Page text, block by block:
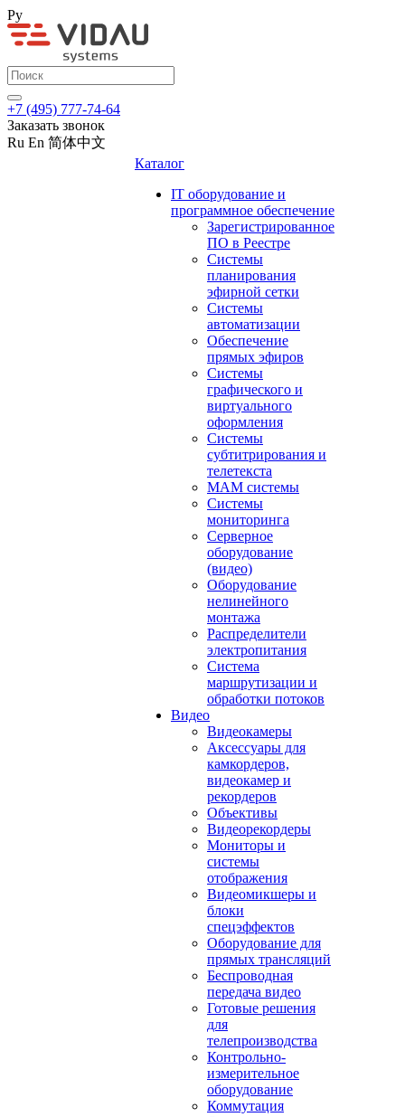
Ру
+7 (495) 777-74-64
Заказать звонок
Ru En 简体中文
Каталог
IT оборудование и
программное обеспечение
Зарегистрированное
ПО в Реестре
Системы
планирования
эфирной сетки
Системы
автоматизации
Обеспечение
прямых эфиров
Системы
графического и
виртуального
оформления
Системы
субтитрирования и
телетекста
MAM системы
Системы
мониторинга
Серверное
оборудование
(видео)
Оборудование
нелинейного
монтажа
Распределители
электропитания
Система
маршрутизации и
обработки потоков
Видео
Видеокамеры
Аксессуары для
камкордеров,
видеокамер и
рекордеров
Объективы
Видеорекордеры
Мониторы и
системы
отображения
Видеомикшеры и
блоки
спецэффектов
Оборудование для
прямых трансляций
Беспроводная
передача видео
Готовые решения
для
телепроизводства
Контрольно-
измерительное
оборудование
Коммутация